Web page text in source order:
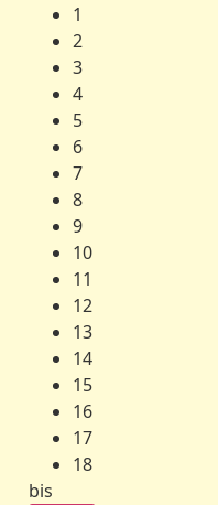
1
2
3
4
5
6
7
8
9
10
11
12
13
14
15
16
17
18
bis